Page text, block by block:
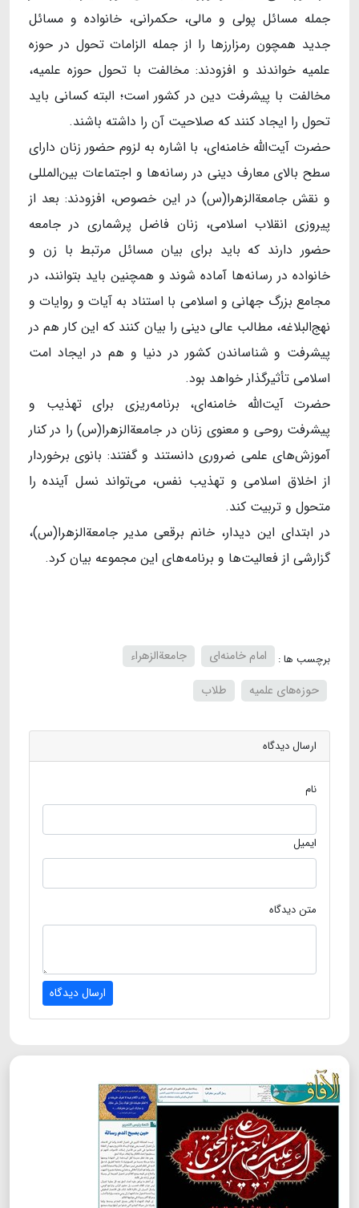
جمله مسائل پولی و مالی، حکمرانی، خانواده و مسائل
جدید همچون رمزارزها را از جمله الزامات تحول در حوزه
علمیه خواندند و افزودند: مخالفت با تحول حوزه علمیه،
مخالفت با پیشرفت دین در کشور است؛ البته کسانی باید
تحول را ایجاد کنند که صلاحیت آن را داشته باشند.
حضرت آیت‌الله خامنه‌ای، با اشاره به لزوم حضور زنان دارای
سطح بالای معارف دینی در رسانه‌ها و اجتماعات بین‌المللی
و نقش جامعةالزهرا(س) در این خصوص، افزودند: بعد از
پیروزی انقلاب اسلامی، زنان فاضل پرشماری در جامعه
حضور دارند که باید برای بیان مسائل مرتبط با زن و
خانواده در رسانه‌ها آماده شوند و همچنین باید بتوانند، در
مجامع بزرگ جهانی و اسلامی با استناد به آیات و روایات و
نهج‌البلاغه، مطالب عالی دینی را بیان کنند که این کار هم در
پیشرفت و شناساندن کشور در دنیا و هم در ایجاد امت
اسلامی تأثیرگذار خواهد بود.
حضرت آیت‌الله خامنه‌ای، برنامه‌ریزی برای تهذیب و
پیشرفت روحی و معنوی زنان در جامعةالزهرا(س) را در کنار
آموزش‌های علمی ضروری دانستند و گفتند: بانوی برخوردار
از اخلاق اسلامی و تهذیب نفس، می‌تواند نسل آینده را
متحول و تربیت کند.
در ابتدای این دیدار، خانم برقعی مدیر جامعةالزهرا(س)،
گزارشی از فعالیت‌ها و برنامه‌های این مجموعه بیان کرد.
برچسب ها : امام خامنه‌ای
جامعةالزهراء
حوزه‌های علمیه
طلاب
ارسال دیدگاه
نام
ایمیل
متن دیدگاه
ارسال دیدگاه